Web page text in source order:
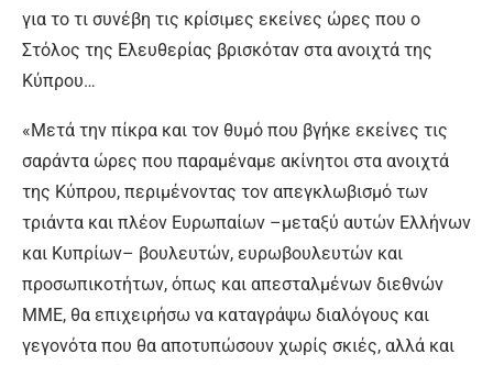
για το τι συνέβη τις κρίσιμες εκείνες ώρες που ο
Στόλος της Ελευθερίας βρισκόταν στα ανοιχτά της
Κύπρου…
«Μετά την πίκρα και τον θυμό που βγήκε εκείνες τις
σαράντα ώρες που παραμέναμε ακίνητοι στα ανοιχτά
της Κύπρου, περιμένοντας τον απεγκλωβισμό των
τριάντα και πλέον Ευρωπαίων –μεταξύ αυτών Ελλήνων
και Κυπρίων– βουλευτών, ευρωβουλευτών και
προσωπικοτήτων, όπως και απεσταλμένων διεθνών
ΜΜΕ, θα επιχειρήσω να καταγράψω διαλόγους και
γεγονότα που θα αποτυπώσουν χωρίς σκιές, αλλά και